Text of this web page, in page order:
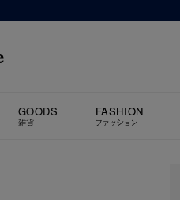
GOODS
雑貨
FASHION
ファッション